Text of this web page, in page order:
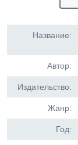
Название:
Автор:
Издательство:
Жанр:
Год: